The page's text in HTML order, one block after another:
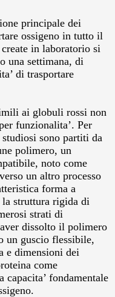
principale dei
ossigeno in tutto il
in laboratorio si
una settimana, di
di trasportare
ai globuli rossi non
funzionalita’. Per
sono partiti da
polimero, un
noto come
un altro processo
forma a
struttura rigida di
strati di
dissolto il polimero
un guscio flessibile,
e dimensioni dei
come
fondamentale